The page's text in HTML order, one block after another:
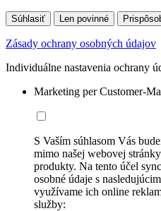
Súhlasiť Len povinné
Zásady ochrany osobných údajov
Individuálne nastavenia ochrany
Marketing per Customer-
S Vaším súhlasom Vás
mimo našej webovej
produkty. Na tento účel
osobné údaje s
využívame ich online
služby: